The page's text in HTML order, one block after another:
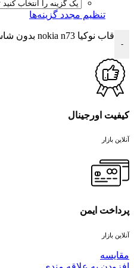
تنظیم مجدد گزینه‌ها
-
قاب نوکیا nokia n73 بدون شاسی عدد
کیفیت اورجینال
آنلاین بازار
پرداخت ایمن
آنلاین بازار
مقايسه